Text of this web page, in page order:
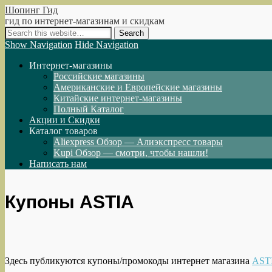
Шопинг Гид
гид по интернет-магазинам и скидкам
Show Navigation Hide Navigation
Интернет-магазины
Российские магазины
Американские и Европейские магазины
Китайские интернет-магазины
Полный Каталог
Акции и Скидки
Каталог товаров
Aliexpress Обзор — Алиэкспресс товары
Kupi Обзор — смотри, чтобы нашли!
Написать нам
Купоны ASTIA
Здесь публикуются купоны/промокоды интернет магазина